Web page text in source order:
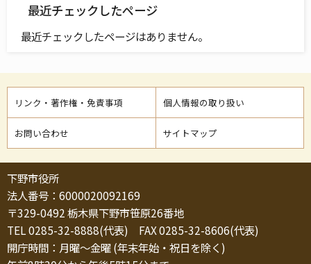
最近チェックしたページ
最近チェックしたページはありません。
リンク・著作権・免責事項 個人情報の取り扱い
お問い合わせ サイトマップ
下野市役所
法人番号：6000020092169
〒329-0492 栃木県下野市笹原26番地
TEL 0285-32-8888(代表) FAX 0285-32-8606(代表)
開庁時間：月曜～金曜 (年末年始・祝日を除く)